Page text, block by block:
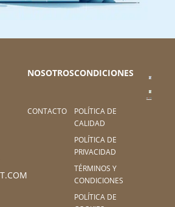
NOSOTROS
CONTACTO
CONDICIONES
POLÍTICA DE
CALIDAD
POLÍTICA DE
PRIVACIDAD
TÉRMINOS Y
CONDICIONES
POLÍTICA DE